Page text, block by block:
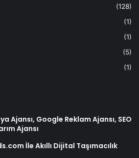
(128)
(1)
(1)
(5)
(1)
Ajansı, Google Reklam Ajansı, SEO
Ajansı
İle Akıllı Dijital Taşımacılık